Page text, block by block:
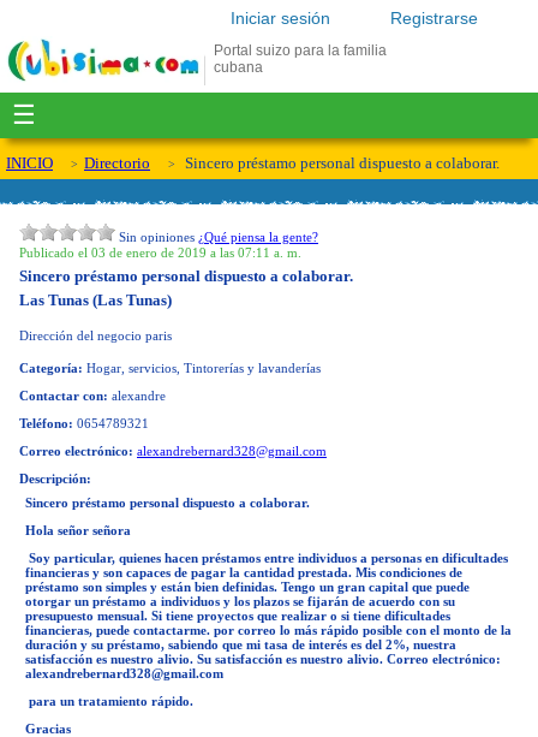
Registrarse
Iniciar sesión
Portal suizo para la familia
cubana
☰
INICIO Directorio Sincero préstamo personal dispuesto a colaborar.
Sin opiniones ¿Qué piensa la gente?
Publicado el 03 de enero de 2019 a las 07:11 a. m.
Sincero préstamo personal dispuesto a colaborar.
Las Tunas (Las Tunas)
Dirección del negocio paris
Categoría: Hogar, servicios, Tintorerías y lavanderías
Contactar con: alexandre
Teléfono: 0654789321
Correo electrónico: alexandrebernard328@gmail.com
Descripción:
Sincero préstamo personal dispuesto a colaborar.
Hola señor señora
Soy particular, quienes hacen préstamos entre individuos a personas en dificultades
financieras y son capaces de pagar la cantidad prestada. Mis condiciones de
préstamo son simples y están bien definidas. Tengo un gran capital que puede
otorgar un préstamo a individuos y los plazos se fijarán de acuerdo con su
presupuesto mensual. Si tiene proyectos que realizar o si tiene dificultades
financieras, puede contactarme. por correo lo más rápido posible con el monto de la
duración y su préstamo, sabiendo que mi tasa de interés es del 2%, nuestra
satisfacción es nuestro alivio. Su satisfacción es nuestro alivio. Correo electrónico:
alexandrebernard328@gmail.com
para un tratamiento rápido.
Gracias